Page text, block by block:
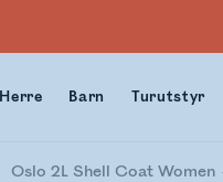
Herre Barn Turutstyr
Oslo 2L Shell Coat Women